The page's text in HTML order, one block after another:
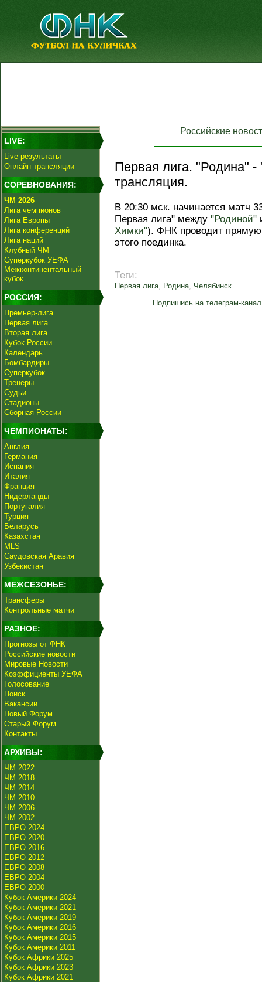
LIVE:
Live-результаты
Онлайн трансляции
СОРЕВНОВАНИЯ:
ЧМ 2026
Лига чемпионов
Лига Европы
Лига конференций
Лига наций
Клубный ЧМ
Суперкубок УЕФА
Межконтинентальный
кубок
РОССИЯ:
Премьер-лига
Первая лига
Вторая лига
Кубок России
Календарь
Бомбардиры
Суперкубок
Тренеры
Судьи
Стадионы
Сборная России
ЧЕМПИОНАТЫ:
Англия
Германия
Испания
Италия
Франция
Нидерланды
Португалия
Турция
Беларусь
Казахстан
MLS
Саудовская Аравия
Узбекистан
МЕЖСЕЗОНЬЕ:
Трансферы
Контрольные матчи
РАЗНОЕ:
Прогнозы от ФНК
Российские новости
Мировые Новости
Коэффициенты УЕФА
Голосование
Поиск
Вакансии
Новый Форум
Старый Форум
Контакты
АРХИВЫ:
ЧМ 2022
ЧМ 2018
ЧМ 2014
ЧМ 2010
ЧМ 2006
ЧМ 2002
ЕВРО 2024
ЕВРО 2020
ЕВРО 2016
ЕВРО 2012
ЕВРО 2008
ЕВРО 2004
ЕВРО 2000
Кубок Америки 2024
Кубок Америки 2021
Кубок Америки 2019
Кубок Америки 2016
Кубок Америки 2015
Кубок Америки 2011
Кубок Африки 2025
Кубок Африки 2023
Кубок Африки 2021
Российские
Первая лига. "Родина"
трансляция.
В 20:30 мск. начинается матч
Первая лига" между "Родиной"
Химки"). ФНК проводит
этого поединка.
Теги:
Первая лига, Родина, Челябинск
Подпишись на телеграм-